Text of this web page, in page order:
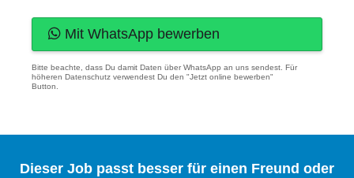
Mit WhatsApp bewerben
Bitte beachte, dass Du damit Daten über WhatsApp an uns sendest. Für
höheren Datenschutz verwendest Du den "Jetzt online bewerben"
Button.
Dieser Job passt besser für einen Freund oder